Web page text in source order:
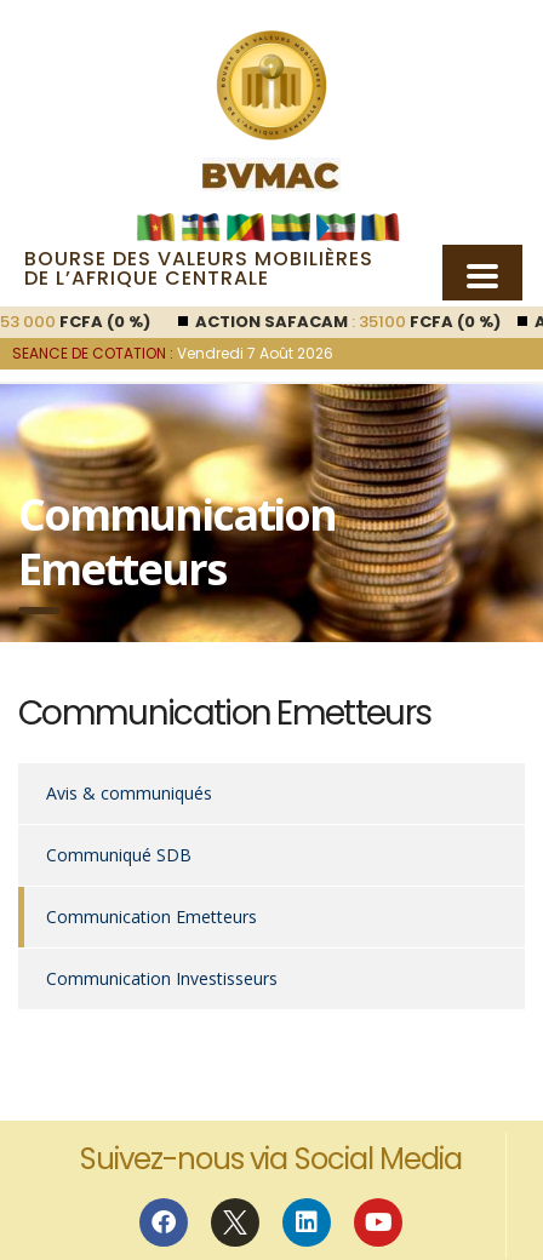
BOURSE DES VALEURS MOBILIÈRES
DE L’AFRIQUE CENTRALE
000FCFA (0 %) ACTION SAFACAM: 35100FCFA (0 %)
SEANCE DE COTATION : Vendredi 7 Août 2026
Communication
Emetteurs
Communication Emetteurs
Avis & communiqués
Communiqué SDB
Communication Emetteurs
Communication Investisseurs
Suivez-nous via Social Media